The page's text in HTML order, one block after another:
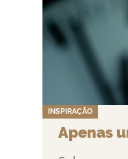
INSPIRAÇÃO
Apenas